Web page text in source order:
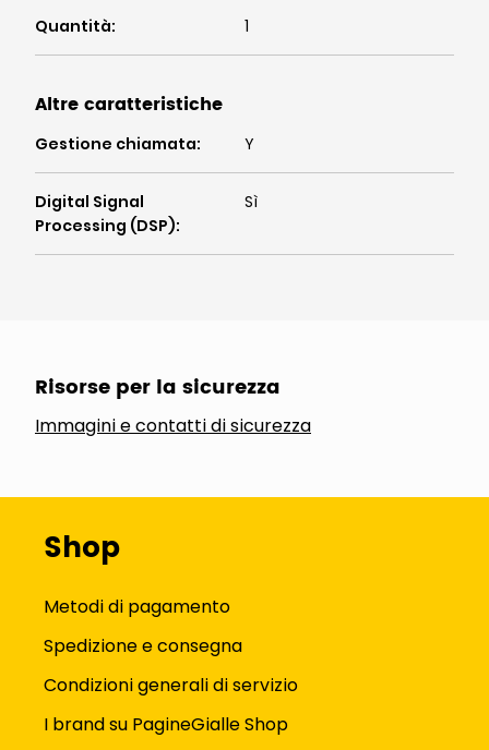
Quantità: 1
Altre caratteristiche
Gestione chiamata: Y
Digital Signal
Processing (DSP):
Sì
Risorse per la sicurezza
Immagini e contatti di sicurezza
Shop
Metodi di pagamento
Spedizione e consegna
Condizioni generali di servizio
I brand su PagineGialle Shop